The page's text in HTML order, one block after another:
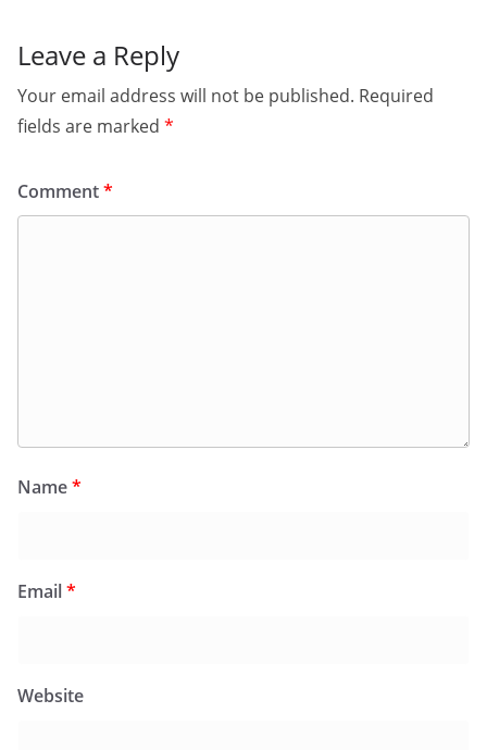
Leave a Reply
Your email address will not be published. Required
fields are marked *
Comment*
Name*
Email*
Website